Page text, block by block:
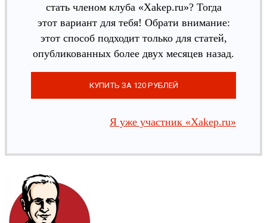
стать членом клуба «Xakep.ru»? Тогда
этот вариант для тебя! Обрати внимание:
этот способ подходит только для статей,
опубликованных более двух месяцев назад.
Я уже участник «Xakep.ru»